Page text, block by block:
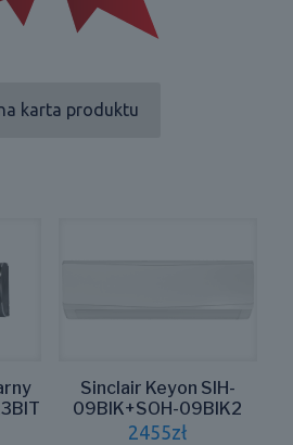
karta produktu
Sinclair Keyon SIH-
09BIK+SOH-09BIK2
2455zł